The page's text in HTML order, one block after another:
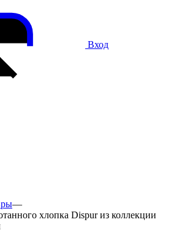
Вход
—
хлопка Dispur из коллекции